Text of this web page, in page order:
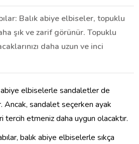
Balık abiye elbiseler, topuklu
şık ve zarif görünür. Topuklu
daha uzun ve inci
elbiselerle sandaletler de
Ancak, sandalet seçerken ayak
tercih etmeniz daha uygun olacaktır.
balık abiye elbiselerle sıkça